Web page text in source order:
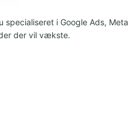
specialiseret i Google Ads, Meta
der vil vækste.